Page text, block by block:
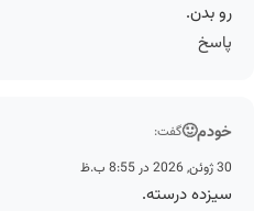
رو بدن.
پاسخ
خودم🙂گفت:
30 ژوئن, 2026 در 8:55 ب.ظ
سیزده درسته.